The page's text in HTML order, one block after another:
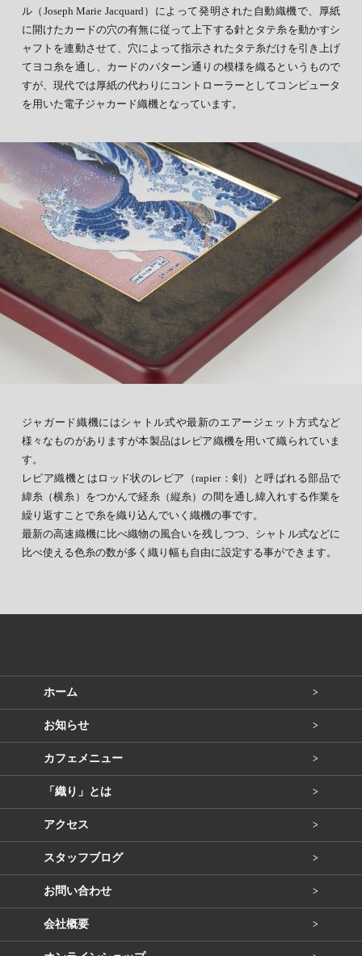
ル（Joseph Marie Jacquard）によって発明された自動織機で、厚紙
に開けたカードの穴の有無に従って上下する針とタテ糸を動かすシ
ャフトを連動させて、穴によって指示されたタテ糸だけを引き上げ
てヨコ糸を通し、カードのパターン通りの模様を織るというもので
すが、現代では厚紙の代わりにコントローラーとしてコンピュータ
を用いた電子ジャカード織機となっています。
ジャガード織機にはシャトル式や最新のエアージェット方式など
様々なものがありますが本製品はレピア織機を用いて織られていま
す。
レピア織機とはロッド状のレピア（rapier：剣）と呼ばれる部品で
緯糸（横糸）をつかんで経糸（縦糸）の間を通し緯入れする作業を
繰り返すことで糸を織り込んでいく織機の事です。
最新の高速織機に比べ織物の風合いを残しつつ、シャトル式などに
比べ使える色糸の数が多く織り幅も自由に設定する事ができます。
ホーム
お知らせ
カフェメニュー
「織り」とは
アクセス
スタッフブログ
お問い合わせ
会社概要